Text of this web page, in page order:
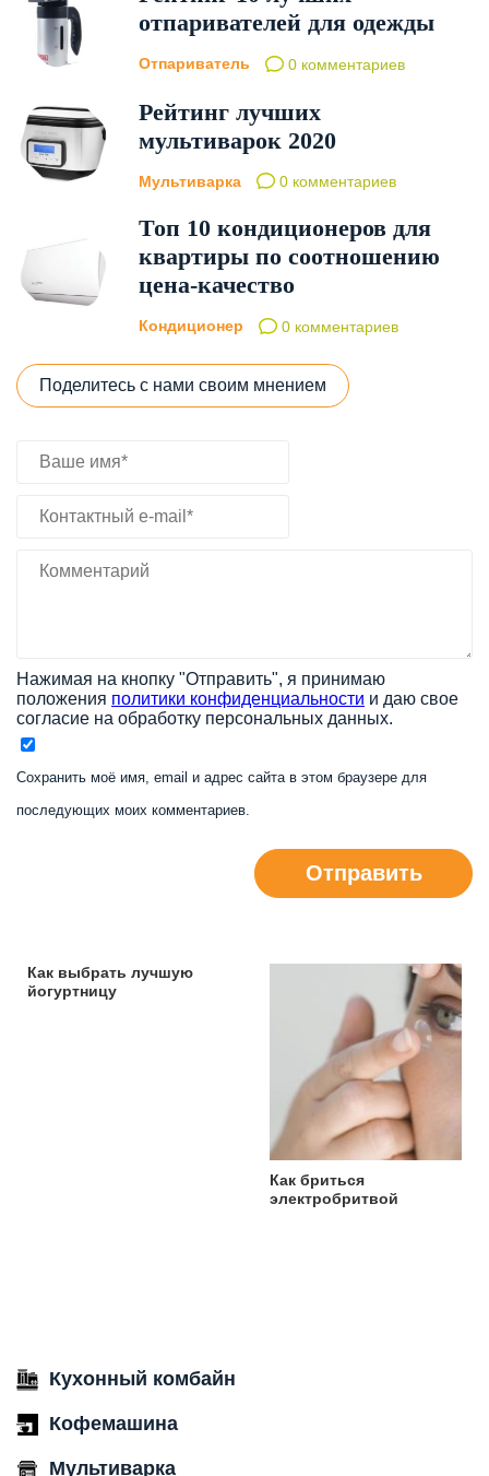
отпаривателей для одежды
Отпариватель 0 комментариев
Рейтинг лучших
мультиварок 2020
Мультиварка 0 комментариев
Топ 10 кондиционеров для
квартиры по соотношению
цена-качество
Кондиционер 0 комментариев
Поделитесь с нами своим мнением
Нажимая на кнопку "Отправить", я принимаю
положения политики конфиденциальности и даю свое
согласие на обработку персональных данных.
Сохранить моё имя, email и адрес сайта в этом браузере для
последующих моих комментариев.
Отправить
Как выбрать лучшую
йогуртницу
Как бриться
электробритвой
Кухонный комбайн
Кофемашина
Мультиварка